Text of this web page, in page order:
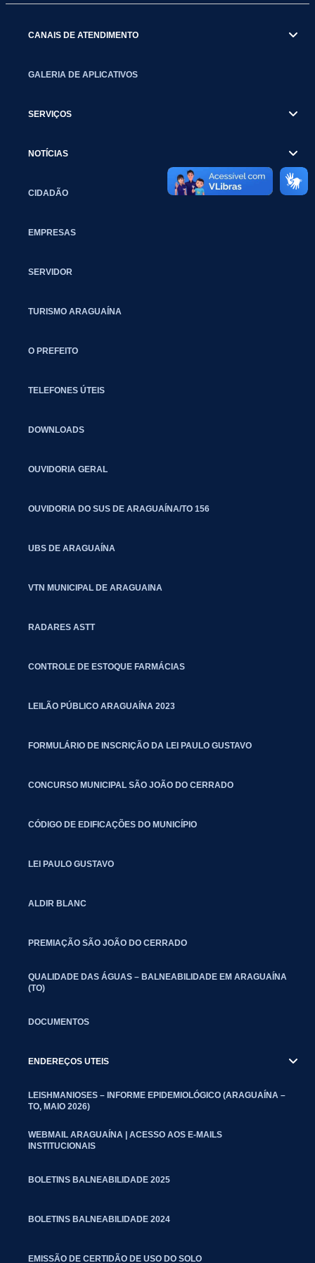
CANAIS DE ATENDIMENTO
GALERIA DE APLICATIVOS
SERVIÇOS
NOTÍCIAS
CIDADÃO
EMPRESAS
SERVIDOR
TURISMO ARAGUAÍNA
O PREFEITO
TELEFONES ÚTEIS
DOWNLOADS
OUVIDORIA GERAL
OUVIDORIA DO SUS DE ARAGUAÍNA/TO 156
UBS DE ARAGUAÍNA
VTN MUNICIPAL DE ARAGUAINA
RADARES ASTT
CONTROLE DE ESTOQUE FARMÁCIAS
LEILÃO PÚBLICO ARAGUAÍNA 2023
FORMULÁRIO DE INSCRIÇÃO DA LEI PAULO GUSTAVO
CONCURSO MUNICIPAL SÃO JOÃO DO CERRADO
CÓDIGO DE EDIFICAÇÕES DO MUNICÍPIO
LEI PAULO GUSTAVO
ALDIR BLANC
PREMIAÇÃO SÃO JOÃO DO CERRADO
QUALIDADE DAS ÁGUAS – BALNEABILIDADE EM ARAGUAÍNA
(TO)
DOCUMENTOS
ENDEREÇOS UTEIS
LEISHMANIOSES – INFORME EPIDEMIOLÓGICO (ARAGUAÍNA –
TO, MAIO 2026)
WEBMAIL ARAGUAÍNA | ACESSO AOS E-MAILS
INSTITUCIONAIS
BOLETINS BALNEABILIDADE 2025
BOLETINS BALNEABILIDADE 2024
EMISSÃO DE CERTIDÃO DE USO DO SOLO